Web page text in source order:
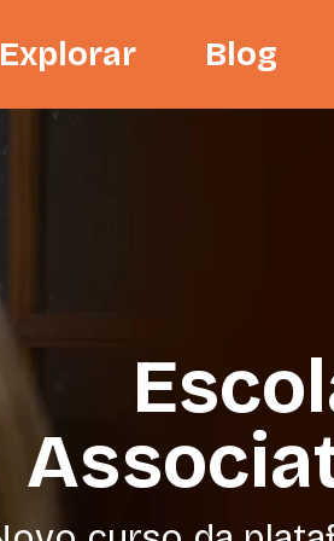
Explorar Blog